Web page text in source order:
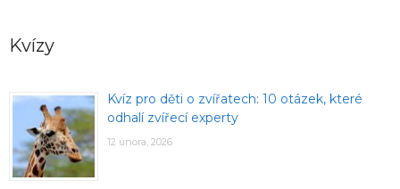
Kvízy
Kvíz pro děti o zvířatech: 10 otázek, které
odhalí zvířecí experty
12 února, 2026